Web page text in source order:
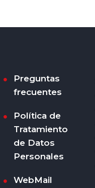
Preguntas
frecuentes
Política de
Tratamiento
de Datos
Personales
WebMail